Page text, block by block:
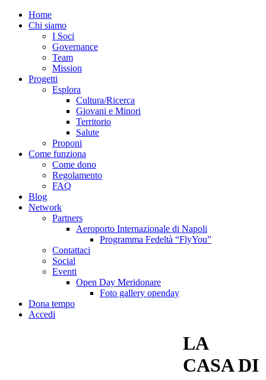
Home
Chi siamo
I Soci
Governance
Team
Mission
Progetti
Esplora
Cultura/Ricerca
Giovani e Minori
Territorio
Salute
Proponi
Come funziona
Come dono
Regolamento
FAQ
Blog
Network
Partners
Aeroporto Internazionale di Napoli
Programma Fedeltà “FlyYou”
Contattaci
Social
Eventi
Open Day Meridonare
Foto gallery openday
Dona tempo
Accedi
LA
CASA DI